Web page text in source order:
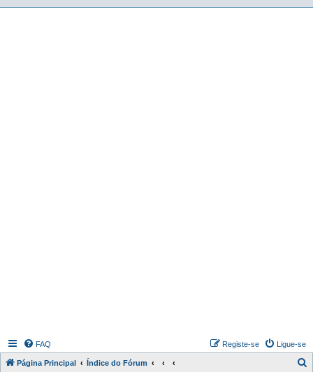
FAQ Ligue-se
Registe-se
Página Principal Índice do Fórum